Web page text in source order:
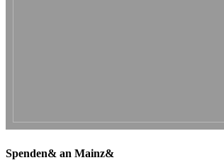
Spenden& an Mainz&